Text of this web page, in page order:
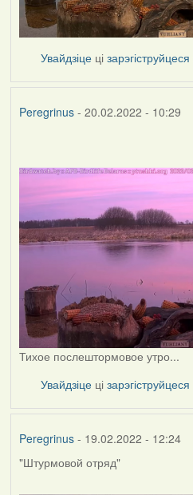
Увайдзіце цізарэгіструйцеся
Peregrinus- 20.02.2022 - 10:29
Тихое послештормовое утро...
Увайдзіце цізарэгіструйцеся
Peregrinus- 19.02.2022 - 12:24
"Штурмовой отряд"